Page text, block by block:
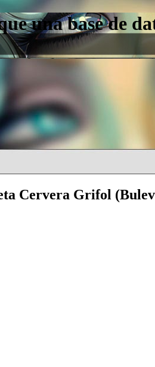
una base de
Cervera Grifol